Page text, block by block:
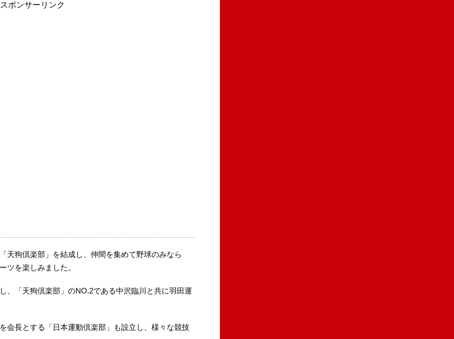
スポンサーリンク
天狗倶楽部」を結成し、仲間を集めて野球のみなら
ツを楽しみました。
、「天狗倶楽部」のNO.2である中沢臨川と共に羽田運
会長とする「日本運動倶楽部」も設立し、様々な競技